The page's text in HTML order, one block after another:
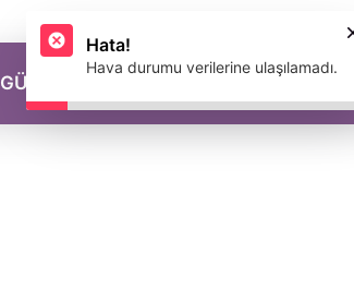
GÜZELLİK MAGAZİN